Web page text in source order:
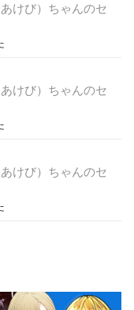
けび）ちゃんのセ
けび）ちゃんのセ
けび）ちゃんのセ